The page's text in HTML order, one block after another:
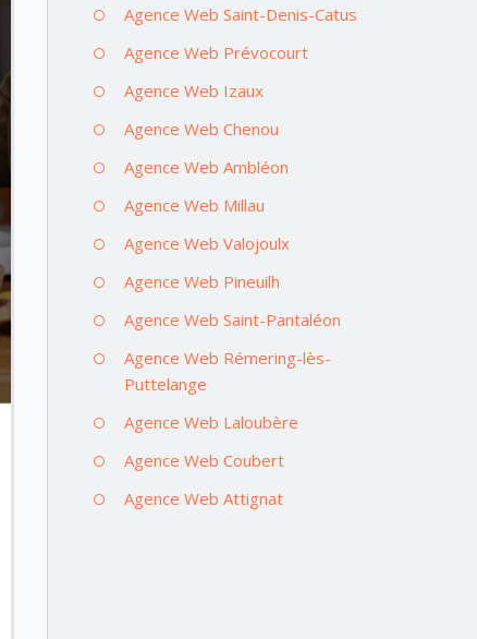
Agence Web Saint-Denis-Catus
Agence Web Prévocourt
Agence Web Izaux
Agence Web Chenou
Agence Web Ambléon
Agence Web Millau
Agence Web Valojoulx
Agence Web Pineuilh
Agence Web Saint-Pantaléon
Agence Web Rémering-lès-
Puttelange
Agence Web Laloubère
Agence Web Coubert
Agence Web Attignat